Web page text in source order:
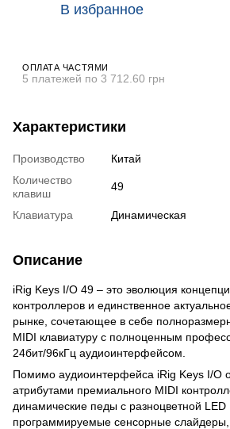
В избранное
ОПЛАТА ЧАСТЯМИ
5 платежей по 3 712.60 грн
Характеристики
Производство
Китай
Количество
клавиш
49
Клавиатура Динамическая
Описание
iRig Keys I/O 49 – это эволюция
контроллеров и единственное
рынке, сочетающее в себе
MIDI клавиатуру с полноценным
24бит/96кГц аудиоинтерфейсом.
Помимо аудиоинтерфейса iRig Keys I/O
атрибутами премиального MIDI
динамические педы с разноцветной LED
программируемые сенсорные